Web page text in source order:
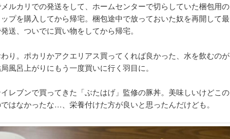
ルカリでの発送をして、ホームセンターで切らしていた梱包用の
プを購入してから帰宅。梱包途中で放っておいた奴を再開して最
送、ついでに買い物をしてから帰宅。
り。ポカリかアクエリアス買ってくれば良かった、水を飲むのが
風呂上がりにもう一度買いに行く羽目に。
レブンで買ってきた「ぶたはげ」監修の豚丼。美味しいけどこの
はなかったな…、栄養付けた方が良いと思ったんだけども。